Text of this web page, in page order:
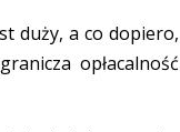
duży, a co dopiero,
opłacalność